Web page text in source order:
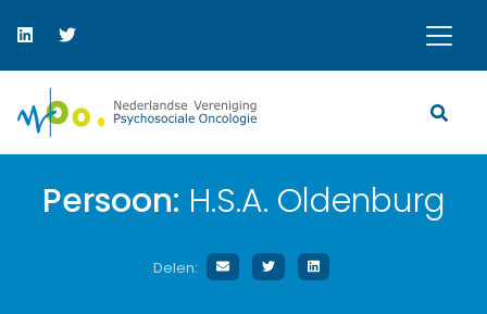
Persoon: H.S.A. Oldenburg
Delen: